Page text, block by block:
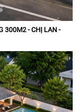
300M2 - CHỊ LAN -